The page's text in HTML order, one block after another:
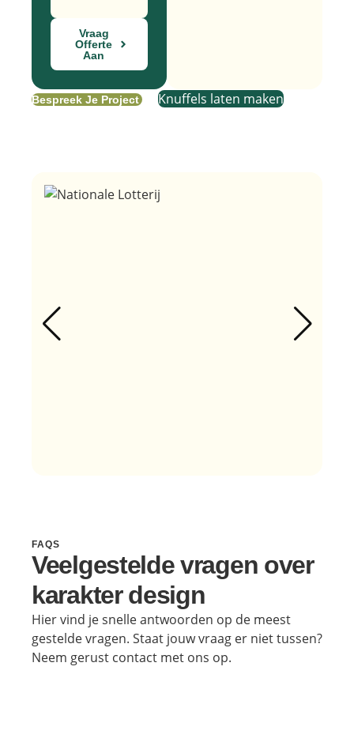
Vraag
Offerte
Aan
Bespreek Je Project Knuffels laten maken
FAQS
Veelgestelde vragen over
karakter design
Hier vind je snelle antwoorden op de meest
gestelde vragen. Staat jouw vraag er niet tussen?
Neem gerust contact met ons op.